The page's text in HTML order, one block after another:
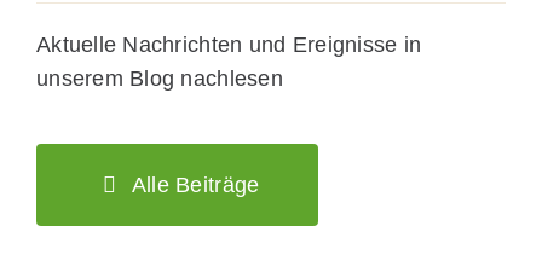
Aktuelle Nachrichten und Ereignisse in
unserem Blog nachlesen
Alle Beiträge